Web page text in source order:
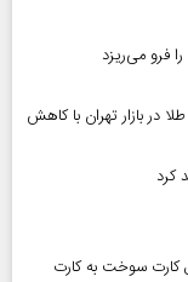
فرو می‌ریزد
۱۴۰۵ | افت قیمت طلا در بازار تهران با کاهش
کرد
کارت سوخت به کارت